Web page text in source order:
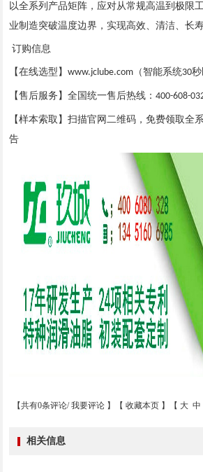
以全系列产品矩阵，应对从常规高温到极限
业制造突破温度边界，实现高效、清洁、长
订购信息
【在线选型】www.jclube.com （智能系统30
【售后服务】全国统一售后热线：400-608-
【样本索取】扫描官网二维码，免费领取全
告
【共有0条评论/ 我要评论 】【 收藏本页 】【 大 中
相关信息